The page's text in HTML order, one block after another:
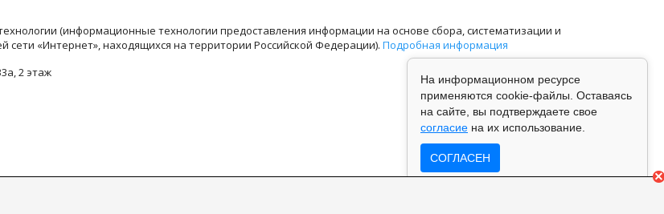
(информационные технологии предоставления информации на основе сбора, систематизации и
«Интернет», находящихся на территории Российской Федерации). Подробная информация
2 этаж
На информационном ресурсе
применяются cookie-файлы. Оставаясь
на сайте, вы подтверждаете свое
согласие на их использование.
СОГЛАСЕН